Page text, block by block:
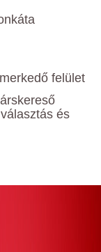
felület
és